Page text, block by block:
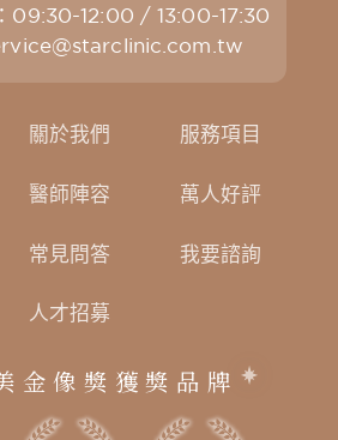
09:30-12:00 / 13:00-17:30
關於我們 服務項目
醫師陣容 萬人好評
常見問答 我要諮詢
人才招募
金像獎獲獎品牌